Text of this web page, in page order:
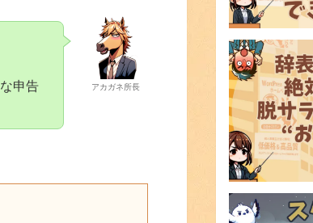
アカガネ所長
申告